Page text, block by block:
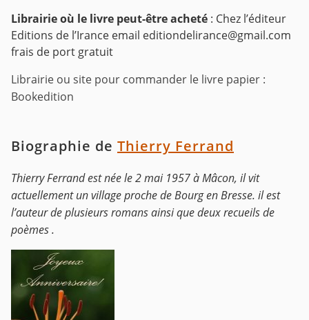
Librairie où le livre peut-être acheté : Chez l’éditeur
Editions de l’Irance email editiondelirance@gmail.com
frais de port gratuit
Librairie ou site pour commander le livre papier :
Bookedition
Biographie de Thierry Ferrand
Thierry Ferrand est née le 2 mai 1957 à Mâcon, il vit
actuellement un village proche de Bourg en Bresse. il est
l’auteur de plusieurs romans ainsi que deux recueils de
poèmes .